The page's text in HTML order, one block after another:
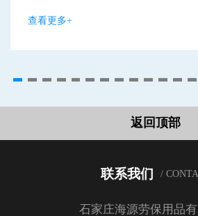
查看更多+
返回顶部
联系我们 /
石家庄海源劳保用品有